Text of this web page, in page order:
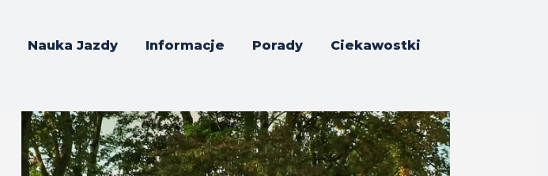
Nauka Jazdy Informacje Porady Ciekawostki